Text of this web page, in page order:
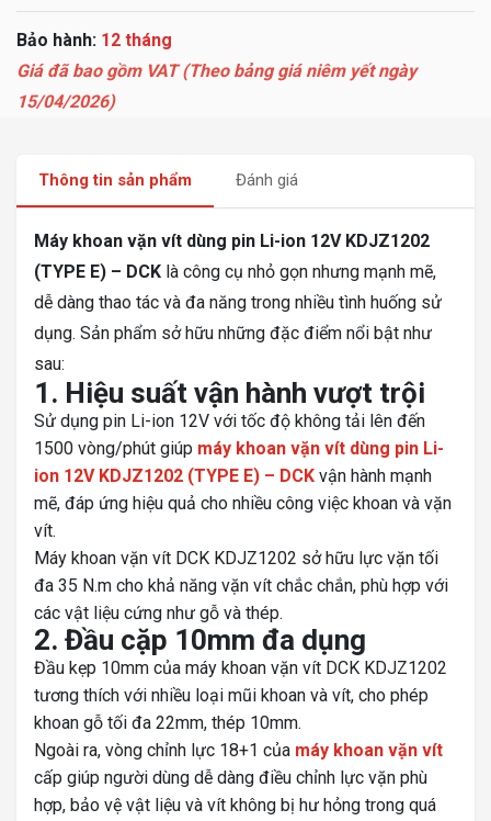
Bảo hành: 12 tháng
Giá đã bao gồm VAT (Theo bảng giá niêm yết ngày
15/04/2026)
Thông tin sản phẩm Đánh giá
Máy khoan vặn vít dùng pin Li-ion 12V KDJZ1202
(TYPE E) – DCK là công cụ nhỏ gọn nhưng mạnh mẽ,
dễ dàng thao tác và đa năng trong nhiều tình huống sử
dụng. Sản phẩm sở hữu những đặc điểm nổi bật như
sau:
1. Hiệu suất vận hành vượt trội
Sử dụng pin Li-ion 12V với tốc độ không tải lên đến
1500 vòng/phút giúp máy khoan vặn vít dùng pin Li-
ion 12V KDJZ1202 (TYPE E) – DCK vận hành mạnh
mẽ, đáp ứng hiệu quả cho nhiều công việc khoan và vặn
vít.
Máy khoan vặn vít DCK KDJZ1202 sở hữu lực vặn tối
đa 35 N.m cho khả năng vặn vít chắc chắn, phù hợp với
các vật liệu cứng như gỗ và thép.
2. Đầu cặp 10mm đa dụng
Đầu kẹp 10mm của máy khoan vặn vít DCK KDJZ1202
tương thích với nhiều loại mũi khoan và vít, cho phép
khoan gỗ tối đa 22mm, thép 10mm.
Ngoài ra, vòng chỉnh lực 18+1 của máy khoan vặn vít
cấp giúp người dùng dễ dàng điều chỉnh lực vặn phù
hợp, bảo vệ vật liệu và vít không bị hư hỏng trong quá